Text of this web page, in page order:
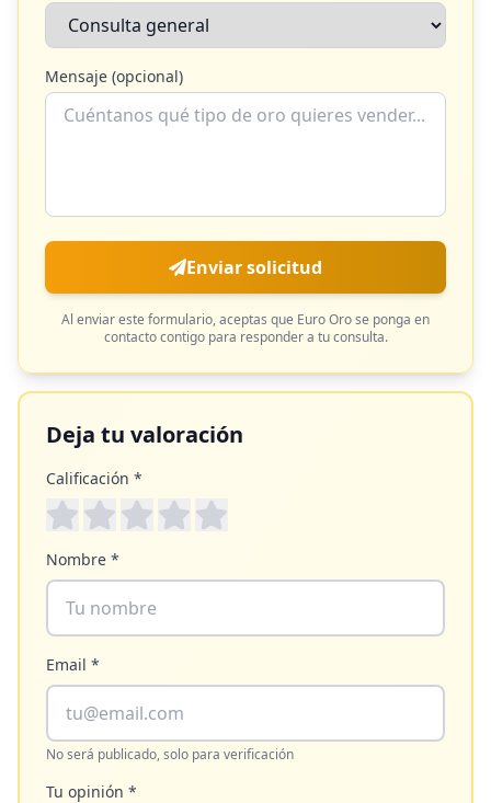
Mensaje (opcional)
Enviar solicitud
Al enviar este formulario, aceptas que Euro Orose ponga en
contacto contigo para responder a tu consulta.
Deja tu valoración
Calificación *
Nombre *
Email *
No será publicado, solo para verificación
Tu opinión *